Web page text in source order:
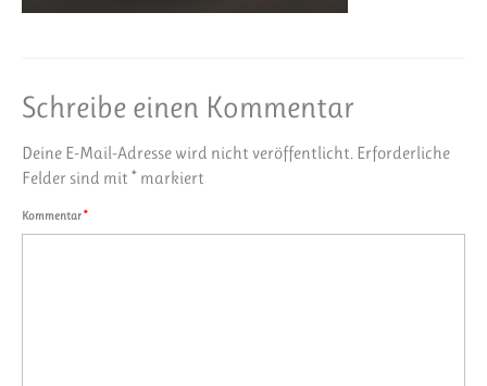
Schreibe einen Kommentar
Deine E-Mail-Adresse wird nicht veröffentlicht. Erforderliche
Felder sind mit * markiert
Kommentar*